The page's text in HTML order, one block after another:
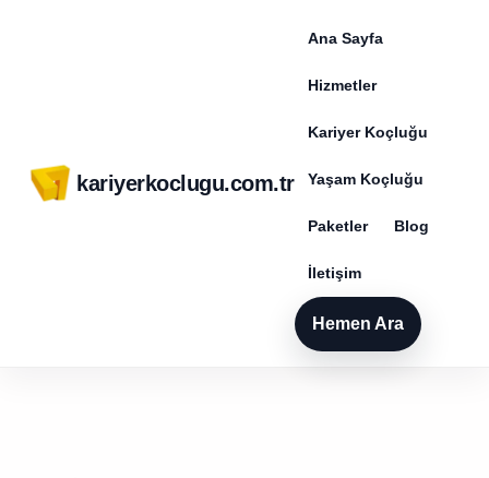
kariyerkoclugu.com.tr
Ana Sayfa
Hizmetler
Kariyer Koçluğu
Yaşam Koçluğu
Paketler Blog
İletişim
Hemen Ara